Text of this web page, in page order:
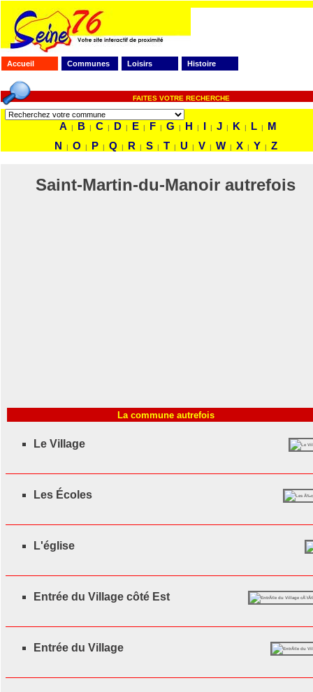
Accueil Communes Loisirs Histoire
FAITES VOTRE RECHERCHE
A | B | C | D | E | F | G | H | I | J | K | L |
M
N
| O | P | Q | R | S | T | U | V | W | X | Y | Z
Saint-Martin-du-Manoir autrefois
La commune autrefois
Le Village
Les Écoles
L'église
Entrée du Village côté Est
Entrée du Village